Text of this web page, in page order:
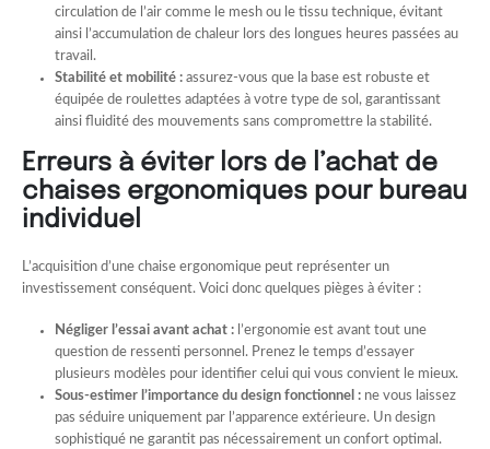
circulation de l’air comme le mesh ou le tissu technique, évitant
ainsi l’accumulation de chaleur lors des longues heures passées au
travail.
Stabilité et mobilité :assurez-vous que la base est robuste et
équipée de roulettes adaptées à votre type de sol, garantissant
ainsi fluidité des mouvements sans compromettre la stabilité.
Erreurs à éviter lors de l’achat de
chaises ergonomiques pour bureau
individuel
L’acquisition d’une chaise ergonomique peut représenter un
investissement conséquent. Voici donc quelques pièges à éviter :
Négliger l’essai avant achat :l’ergonomie est avant tout une
question de ressenti personnel. Prenez le temps d’essayer
plusieurs modèles pour identifier celui qui vous convient le mieux.
Sous-estimer l’importance du design fonctionnel :ne vous laissez
pas séduire uniquement par l’apparence extérieure. Un design
sophistiqué ne garantit pas nécessairement un confort optimal.